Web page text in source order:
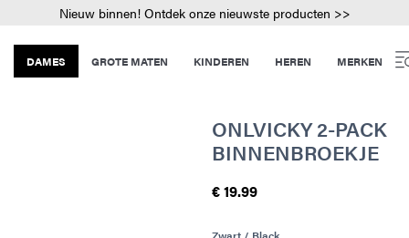
Nieuw binnen! Ontdek onze nieuwste producten >>
DAMES GROTE MATEN KINDEREN HEREN MERKEN
ONLVICKY 2-PACK
BINNENBROEKJE
€ 19.99